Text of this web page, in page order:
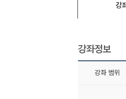
강
강좌정보
강좌 범위